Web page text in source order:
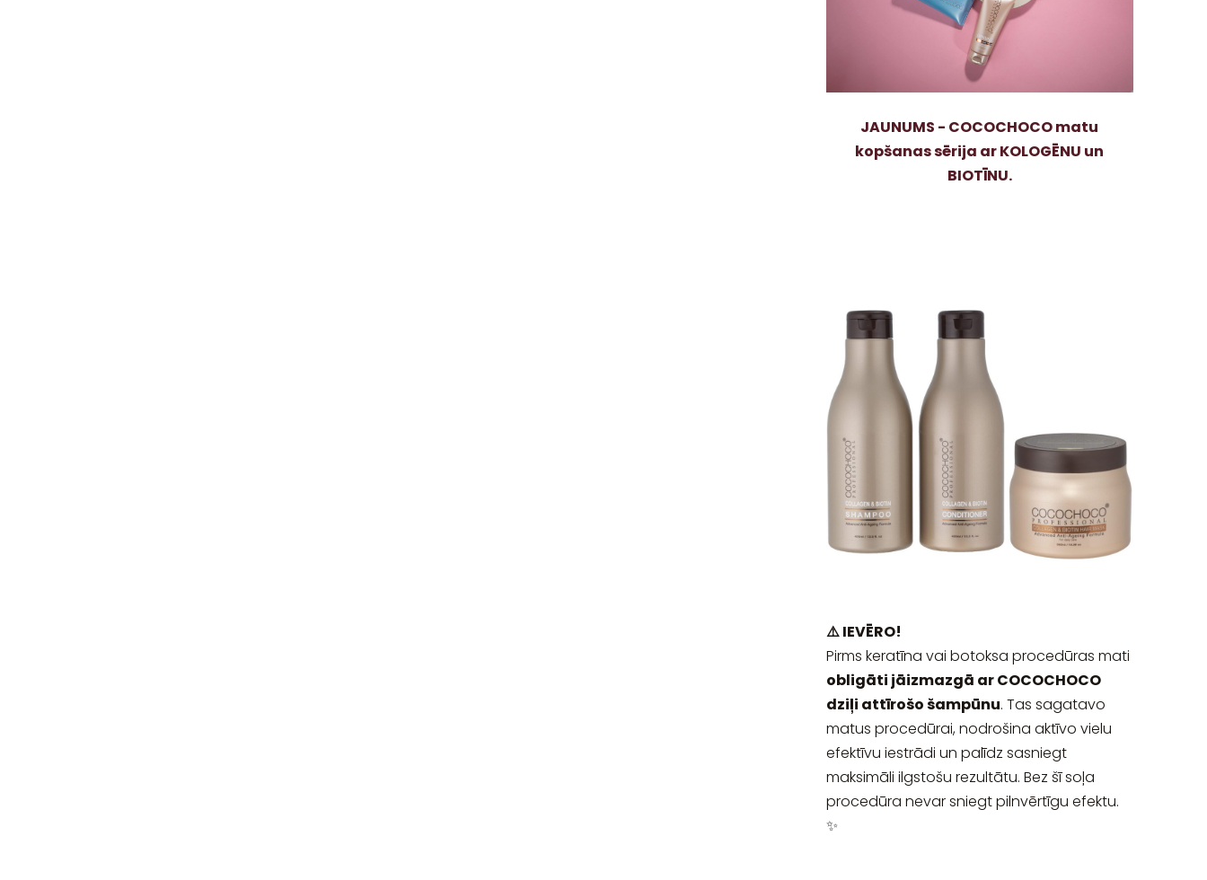
JAUNUMS - COCOCHOCO matu
kopšanas sērija ar KOLOGĒNU un
BIOTĪNU.
⚠️ IEVĒRO!
Pirms keratīna vai botoksa procedūras mati
obligāti jāizmazgā ar COCOCHOCO
dziļi attīrošo šampūnu. Tas sagatavo
matus procedūrai, nodrošina aktīvo vielu
efektīvu iestrādi un palīdz sasniegt
maksimāli ilgstošu rezultātu. Bez šī soļa
procedūra nevar sniegt pilnvērtīgu efektu.
✨